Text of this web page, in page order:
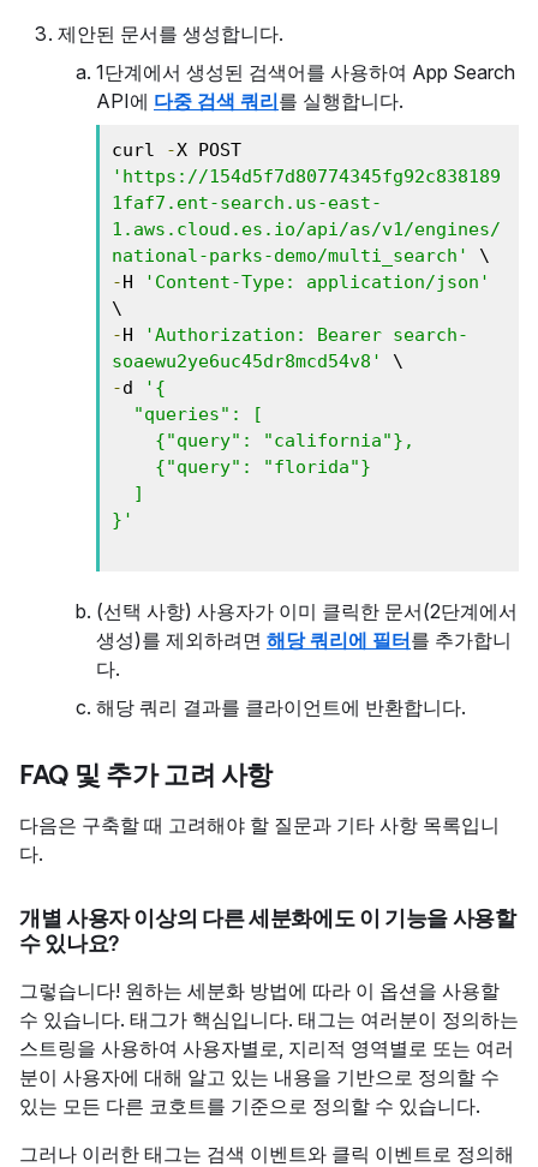
제안된 문서를 생성합니다.
1단계에서 생성된 검색어를 사용하여 App Search
API에 다중 검색 쿼리를 실행합니다.
curl -
'https://154d5f7d80774345fg92c838189
1faf7.ent-search.us-east-
1.aws.cloud.es.io/api/as/v1/engines/
national-parks-demo/multi_search'
-H
'Content-Type: application/json'
-H
'Authorization: Bearer search-
soaewu2ye6uc45dr8mcd54v8'
-d
'{
}'
(선택 사항) 사용자가 이미 클릭한 문서(2단계에서
생성)를 제외하려면 해당 쿼리에 필터를 추가합니
다.
해당 쿼리 결과를 클라이언트에 반환합니다.
FAQ 및 추가 고려 사항
다음은 구축할 때 고려해야 할 질문과 기타 사항 목록입니
다.
개별 사용자 이상의 다른 세분화에도 이 기능을 사용할
수 있나요?
그렇습니다! 원하는 세분화 방법에 따라 이 옵션을 사용할
수 있습니다. 태그가 핵심입니다. 태그는 여러분이 정의하는
스트링을 사용하여 사용자별로, 지리적 영역별로 또는 여러
분이 사용자에 대해 알고 있는 내용을 기반으로 정의할 수
있는 모든 다른 코호트를 기준으로 정의할 수 있습니다.
그러나 이러한 태그는 검색 이벤트와 클릭 이벤트로 정의해